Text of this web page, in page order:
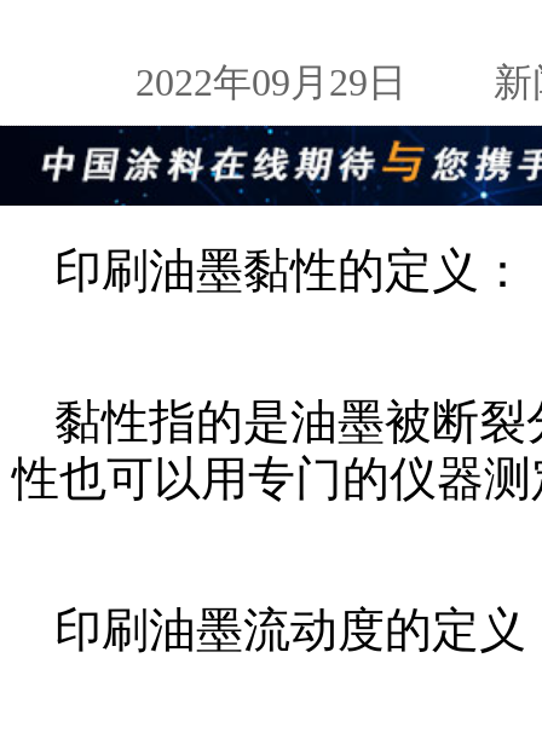
2022年09月29日 新
印刷油墨黏性的定义：
黏性指的是油墨被断
性也可以用专门的仪器
印刷油墨流动度的定义